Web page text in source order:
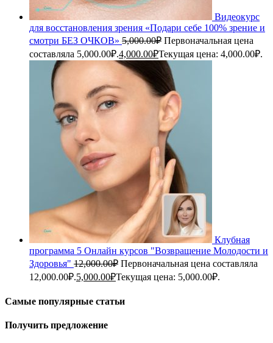
Видеокурс
для восстановления зрения «Подари себе 100% зрение и
смотри БЕЗ ОЧКОВ» 5,000.00₽ Первоначальная цена
составляла 5,000.00₽.4,000.00₽Текущая цена: 4,000.00₽.
Клубная
программа 5 Онлайн курсов "Возвращение Молодости и
Здоровья" 12,000.00₽ Первоначальная цена составляла
12,000.00₽.5,000.00₽Текущая цена: 5,000.00₽.
Самые популярные статьи
Получить предложение